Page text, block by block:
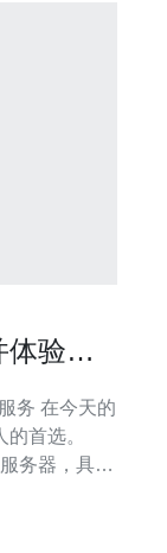
验高
的
首选。
务器，具有